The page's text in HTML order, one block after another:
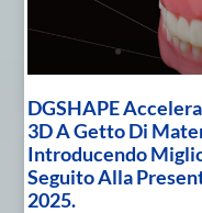
DGSHAPE
3D A Getto Di
Introducendo
Seguito Alla
2025.